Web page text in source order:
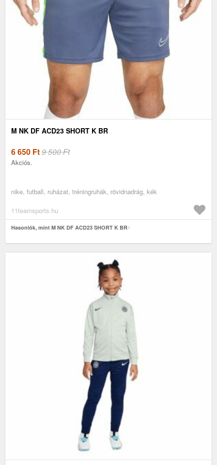
M NK DF ACD23 SHORT K BR
6 650 Ft9 500 Ft
Akciós.
nike, futball, ruházat, tréningruhák, rövidnadrág, kék
11teamsports.hu
Hasonlók, mint M NK DF ACD23 SHORT K BR